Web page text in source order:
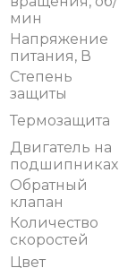
мин
Напряжение
питания, В
Степень
защиты
Термозащита
Двигатель на
подшипниках
Обратный
клапан
Количество
скоростей
Цвет